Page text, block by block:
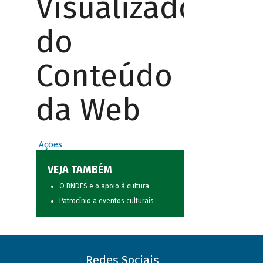
Visualizador
do
Conteúdo
da Web
Ações
VEJA TAMBÉM
O BNDES e o apoio à cultura
Patrocínio a eventos culturais
Redes Sociais